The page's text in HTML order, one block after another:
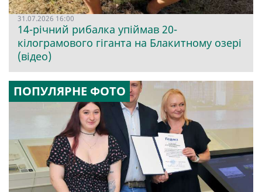
31.07.2026 16:00
14-річний рибалка упіймав 20-
кілограмового гіганта на Блакитному озері
(відео)
ПОПУЛЯРНЕ ФОТО